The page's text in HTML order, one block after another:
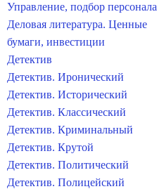
Управление, подбор персонала
Деловая литература. Ценные
бумаги, инвестиции
Детектив
Детектив. Иронический
Детектив. Исторический
Детектив. Классический
Детектив. Криминальный
Детектив. Крутой
Детектив. Политический
Детектив. Полицейский